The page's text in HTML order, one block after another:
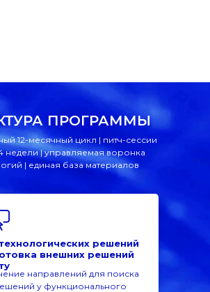
12-месячный цикл | питч-сессии
недели | управляемая воронка
| единая база материалов
направлений для поиска
у функционального
решений
внешних решений
ПРОГРАММЫ